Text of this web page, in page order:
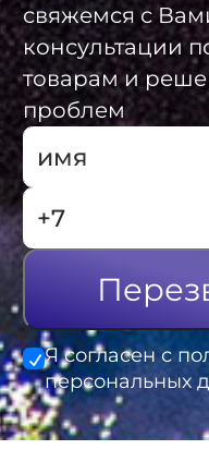
свяжемся с
консультации
товарам и
проблем
Я согласен с
персональных